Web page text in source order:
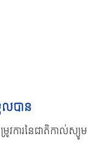
លបាន
វការនៃជាតិកាល់ស្យូម